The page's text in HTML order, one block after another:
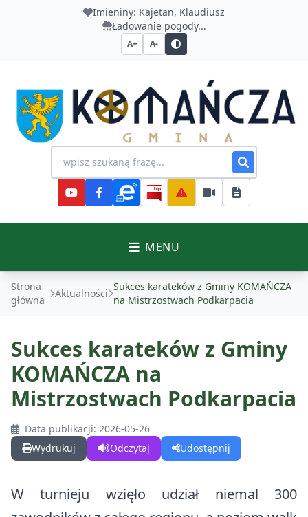
Imieniny: Kajetan, Klaudiusz
Ładowanie pogody...
A+ A-
Urząd Gminy Komańcza
Wyszukiwanie na stronie
MENU
GMINA
O Gminie
O Gminie w Mediach
Sołectwa w Gminie Komańcza
Kalendarz wydarzeń
Gospodarka odpadami
DLA TURYSTÓW
Kalendarz wydarzeń
DLA INWESTORA
Strona
główna
Aktualności
Sukces karateków z Gminy KOMAŃCZA
na Mistrzostwach Podkarpacia
Sukces karateków z Gminy
KOMAŃCZA na
Mistrzostwach Podkarpacia
Data publikacji: 2026-05-26
Wydrukuj
Odczytaj Udostępnij
W turnieju wzięło udział niemal 300